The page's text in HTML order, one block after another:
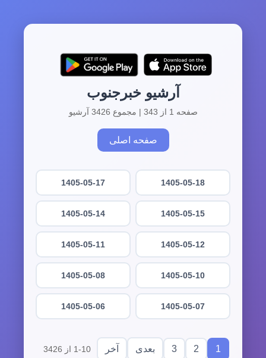
آرشیو خبرجنوب
صفحه 1 از 343 | مجموع 3426 آرشیو
صفحه اصلی
1405-05-18
1405-05-17
1405-05-15
1405-05-14
1405-05-12
1405-05-11
1405-05-10
1405-05-08
1405-05-07
1405-05-06
1
2
3 بعدی آخر 1-10 از 3426